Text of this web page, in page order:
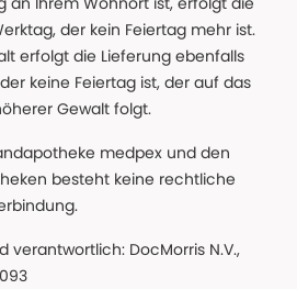
der kein Feiertag mehr ist.
erfolgt die Lieferung ebenfalls
keine Feiertag ist, der auf das
Gewalt folgt.
medpex und den
besteht keine rechtliche
verantwortlich: DocMorris N.V.,